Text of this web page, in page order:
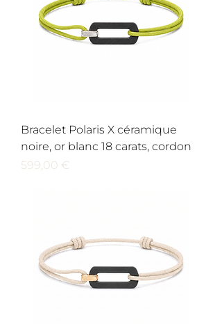
Bracelet Polaris X céramique
noire, or blanc 18 carats, cordon
Prix
599,00 €